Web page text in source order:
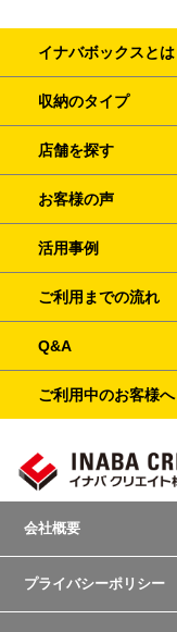
イナバボックスとは
収納のタイプ
店舗を探す
お客様の声
活用事例
ご利用までの流れ
Q&A
ご利用中のお客様へ
会社概要
プライバシーポリシー